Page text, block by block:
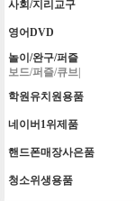
사회/지리교구
영어DVD
놀이/완구/퍼즐
보드/퍼즐/큐브|
학원유치원용품
네이버1위제품
핸드폰매장사은품
청소위생용품